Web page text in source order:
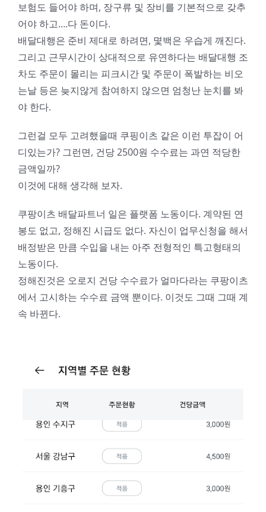
보험도 들어야 하며, 장구류 및 장비를 기본적으로 갖추
어야 하고….다 돈이다.
배달대행은 준비 제대로 하려면, 몇백은 우습게 깨진다.
그리고 근무시간이 상대적으로 유연하다는 배달대행 조
차도 주문이 몰리는 피크시간 및 주문이 폭발하는 비오
는날 등은 늦지않게 참여하지 않으면 엄청난 눈치를 봐
야 한다.
그런걸 모두 고려했을때 쿠핑이츠 같은 이런 투잡이 어
디있는가? 그런면, 건당 2500원 수수료는 과연 적당한
금액일까?
이것에 대해 생각해 보자.
쿠팡이츠 배달파트너 일은 플랫폼 노동이다. 계약된 연
봉도 없고, 정해진 시급도 없다. 자신이 업무신청을 해서
배정받은 만큼 수입을 내는 아주 전형적인 특고형태의
노동이다.
정해진것은 오로지 건당 수수료가 얼마다라는 쿠팡이츠
에서 고시하는 수수료 금액 뿐이다. 이것도 그때 그때 계
속 바뀐다.